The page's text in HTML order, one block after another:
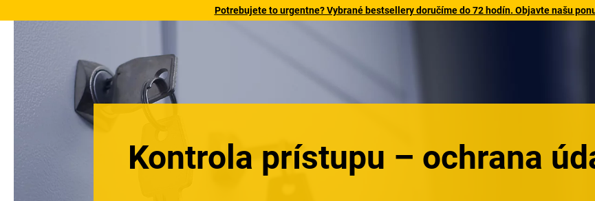
Potrebujete to urgentne? Vybrané bestsellery doručíme do 72 hodín. Objavte našu
Kontrola prístupu – ochrana